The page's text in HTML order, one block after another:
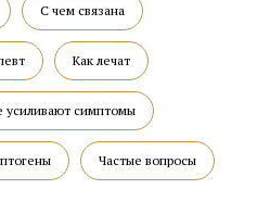
С чем связана
Как лечат
усиливают симптомы
Частые вопросы